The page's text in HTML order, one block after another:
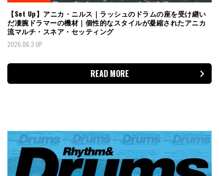
【Set Up】アニカ・ニルス｜ラッシュのドラムの座を受け継い
だ凄腕ドラマーの機材｜個性的なスタイルが凝縮されたアニカ
流マルチ・スネア・セッティング
2026.06.3 UP
READ MORE